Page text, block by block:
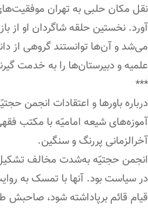
نقل مکان حلبی به تهران
آورد. نخستین حلقه شاگردان او از
می‌شد و آن‌ها توانستند گروهی از
علمیه و دبیرستان‌ها را به خدمت
***
درباره باورها و اعتقادات انجمن
آموزه‌های شیعه امامیّه با مکتب
آخرالزمانی پررنگ و سنگین.
انجمن حجتیّه به‌شدت مخالف
در سیاست بود. آنها با تمسک به
قیام قائم برپاداشته شود، صاحبش